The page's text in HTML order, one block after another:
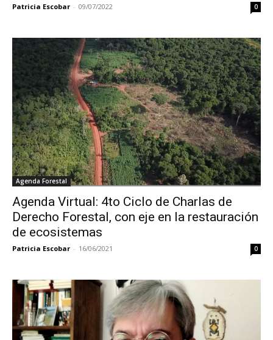
Patricia Escobar - 09/07/2022 0
Agenda Forestal
Agenda Virtual: 4to Ciclo de Charlas de
Derecho Forestal, con eje en la restauración
de ecosistemas
Patricia Escobar - 16/06/2021 0